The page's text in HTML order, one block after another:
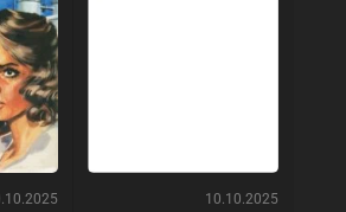
10.10.2025